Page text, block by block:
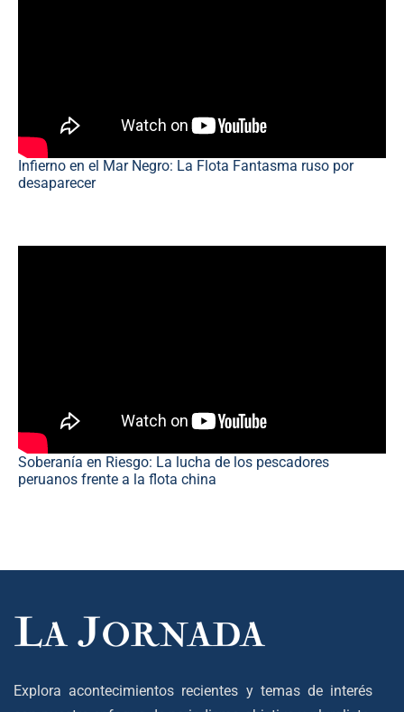
Infierno en el Mar Negro: La Flota Fantasma ruso por
desaparecer
Soberanía en Riesgo: La lucha de los pescadores
peruanos frente a la flota china
Explora acontecimientos recientes y temas de interés